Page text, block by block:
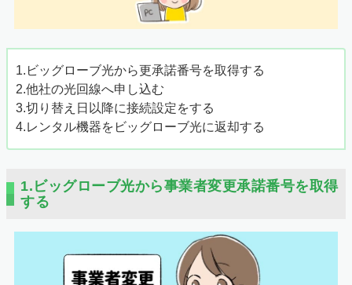
1.ビッグローブ光から更承諾番号を取得する
2.他社の光回線へ申し込む
3.切り替え日以降に接続設定をする
4.レンタル機器をビッグローブ光に返却する
1.ビッグローブ光から事業者変更承諾番号を取得
する